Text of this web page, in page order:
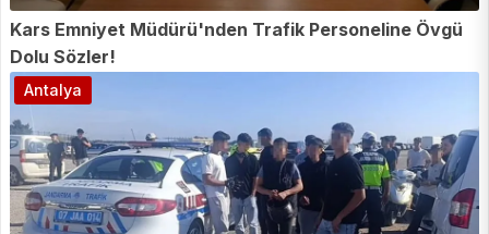
Kars Emniyet Müdürü'nden Trafik Personeline Övgü
Dolu Sözler!
Antalya